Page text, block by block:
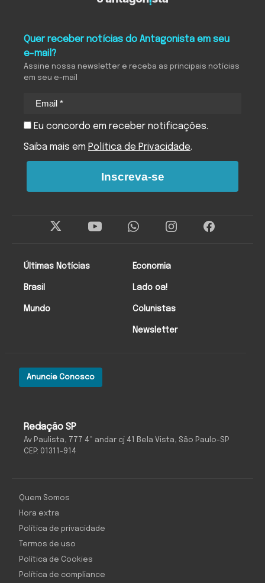
Redação SP
Av Paulista, 777 4º andar cj 41 Bela Vista, São Paulo-SP
CEP: 01311-914
Anuncie Conosco
Últimas Notícias
Brasil
Mundo
Economia
Lado oa!
Colunistas
Newsletter
Quer receber notícias do Antagonista em seu
e-mail?
Assine nossa newsletter e receba as principais notícias
em seu e-mail
Eu concordo em receber notificações.
Saiba mais em Política de Privacidade.
Inscreva-se
Quem Somos
Hora extra
Política de privacidade
Termos de uso
Política de Cookies
Política de compliance